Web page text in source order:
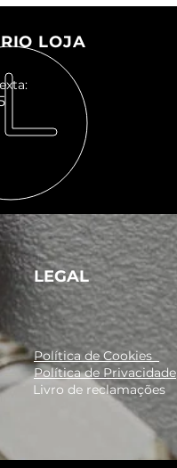
LOJA
LEGAL
Política de Cookies
Política de Privacidade
Livro de reclamações